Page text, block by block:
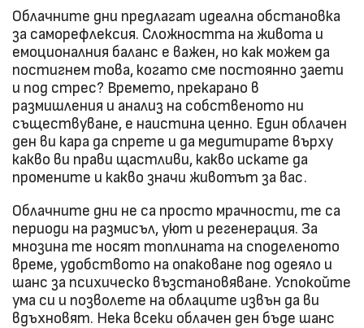
Облачните дни предлагат идеална обстановка
за саморефлексия. Сложността на живота и
емоционалния баланс е важен, но как можем да
постигнем това, когато сме постоянно заети
и под стрес? Времето, прекарано в
размишления и анализ на собственото ни
съществуване, е наистина ценно. Един облачен
ден ви кара да спрете и да медитирате върху
какво ви прави щастливи, какво искате да
промените и какво значи животът за вас.
Облачните дни не са просто мрачности, те са
периоди на размисъл, уют и регенерация. За
мнозина те носят топлината на споделеното
време, удобството на опаковане под одеяло и
шанс за психическо възстановяване. Успокойте
ума си и позволете на облаците извън да ви
вдъхновят. Нека всеки облачен ден бъде шанс